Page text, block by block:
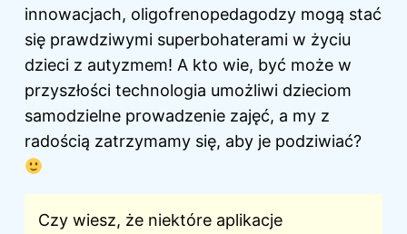
innowacjach, oligofrenopedagodzy mogą stać
się prawdziwymi superbohaterami w życiu
dzieci z autyzmem! A kto wie, być może w
przyszłości technologia umożliwi dzieciom
samodzielne prowadzenie zajęć, a my z
radością zatrzymamy się, aby je podziwiać?
Czy wiesz, że niektóre aplikacje